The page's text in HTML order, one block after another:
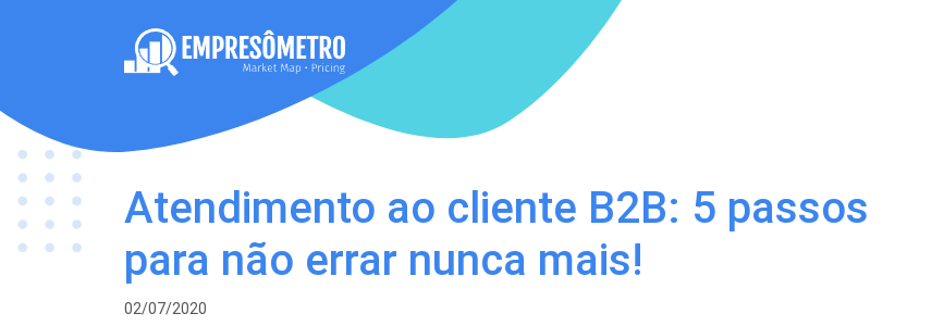
Atendimento ao cliente B2B: 5 passos
para não errar nunca mais!
02/07/2020